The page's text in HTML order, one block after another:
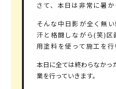
さて、本日は非常に暑
そんな中日影が全く無
汗と格闘しながら(笑)区
用塗料を使って施工を行
本日に全ては終わらなかっ
業を行っていきます。